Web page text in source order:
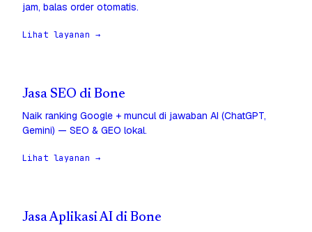
jam, balas order otomatis.
Lihat layanan →
Jasa SEO di Bone
Naik ranking Google + muncul di jawaban AI (ChatGPT,
Gemini) — SEO & GEO lokal.
Lihat layanan →
Jasa Aplikasi AI di Bone